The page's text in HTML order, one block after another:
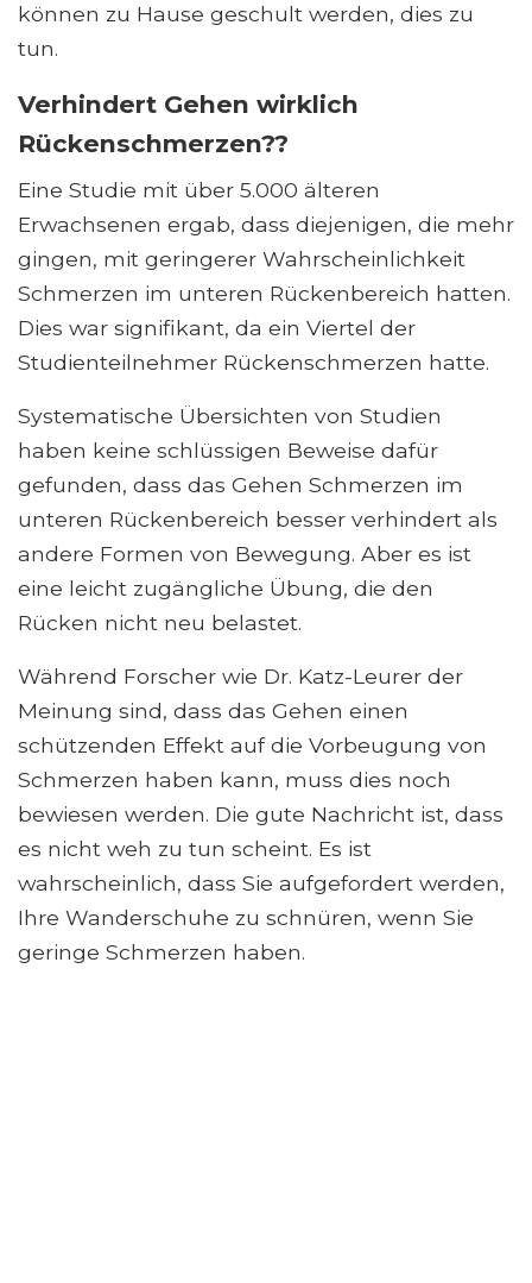
können zu Hause geschult werden, dies zu
tun.
Verhindert Gehen wirklich
Rückenschmerzen??
Eine Studie mit über 5.000 älteren
Erwachsenen ergab, dass diejenigen, die mehr
gingen, mit geringerer Wahrscheinlichkeit
Schmerzen im unteren Rückenbereich hatten.
Dies war signifikant, da ein Viertel der
Studienteilnehmer Rückenschmerzen hatte.
Systematische Übersichten von Studien
haben keine schlüssigen Beweise dafür
gefunden, dass das Gehen Schmerzen im
unteren Rückenbereich besser verhindert als
andere Formen von Bewegung. Aber es ist
eine leicht zugängliche Übung, die den
Rücken nicht neu belastet.
Während Forscher wie Dr. Katz-Leurer der
Meinung sind, dass das Gehen einen
schützenden Effekt auf die Vorbeugung von
Schmerzen haben kann, muss dies noch
bewiesen werden. Die gute Nachricht ist, dass
es nicht weh zu tun scheint. Es ist
wahrscheinlich, dass Sie aufgefordert werden,
Ihre Wanderschuhe zu schnüren, wenn Sie
geringe Schmerzen haben.